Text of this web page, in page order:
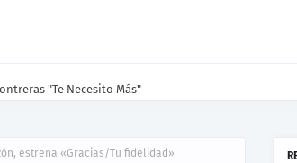
"Te Necesito Más"
estrena «Gracias/Tu fidelidad»